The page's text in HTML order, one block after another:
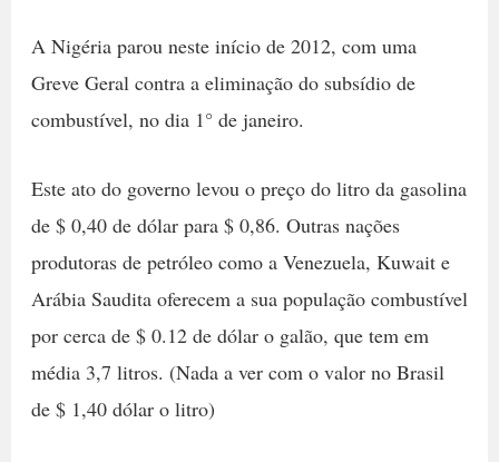
A Nigéria parou neste início de 2012, com uma
Greve Geral contra a eliminação do subsídio de
combustível, no dia 1° de janeiro.
Este ato do governo levou o preço do litro da gasolina
de $ 0,40 de dólar para $ 0,86. Outras nações
produtoras de petróleo como a Venezuela, Kuwait e
Arábia Saudita oferecem a sua população combustível
por cerca de $ 0.12 de dólar o galão, que tem em
média 3,7 litros. (Nada a ver com o valor no Brasil
de $ 1,40 dólar o litro)